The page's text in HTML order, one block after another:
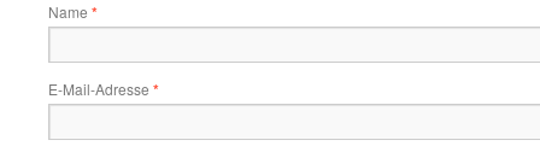
Name *
E-Mail-Adresse *